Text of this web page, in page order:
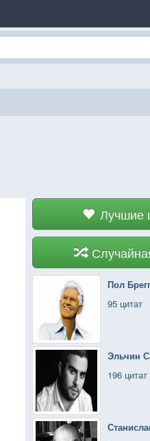
Лучшие
Пол Брегг
95 цитат
Эльчин
196 цитат